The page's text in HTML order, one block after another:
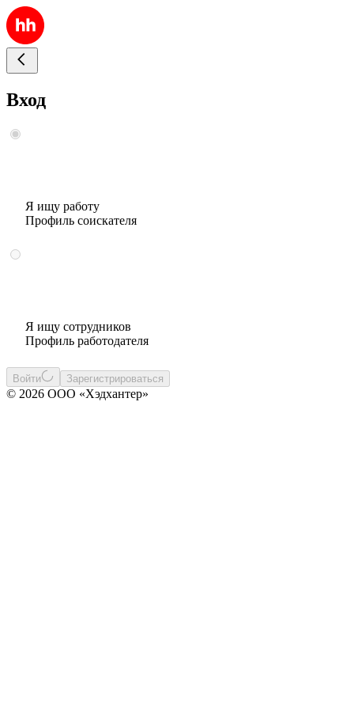
Вход
Я ищу работу
Профиль соискателя
Я ищу сотрудников
Профиль работодателя
Войти Зарегистрироваться
© 2026 ООО «Хэдхантер»